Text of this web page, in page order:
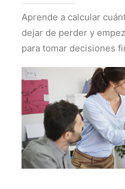
Aprende a calcular
dejar de perder y
para tomar decisiones